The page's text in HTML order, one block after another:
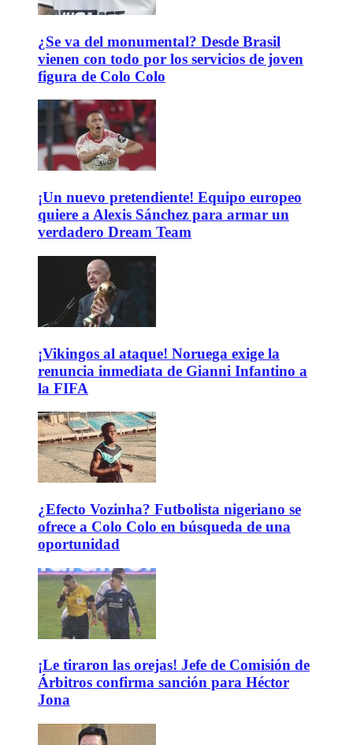
¿Se va del monumental? Desde Brasil
vienen con todo por los servicios de joven
figura de Colo Colo
¡Un nuevo pretendiente! Equipo europeo
quiere a Alexis Sánchez para armar un
verdadero Dream Team
¡Vikingos al ataque! Noruega exige la
renuncia inmediata de Gianni Infantino a
la FIFA
¿Efecto Vozinha? Futbolista nigeriano se
ofrece a Colo Colo en búsqueda de una
oportunidad
¡Le tiraron las orejas! Jefe de Comisión de
Árbitros confirma sanción para Héctor
Jona